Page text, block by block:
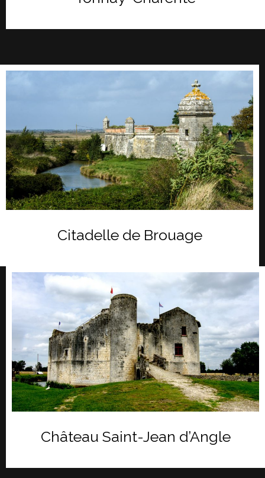
Citadelle de Brouage
Château Saint-Jean d’Angle